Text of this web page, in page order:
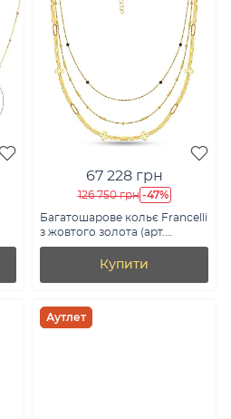
67 228 грн
126 750 грн -47%
Багатошарове кольє Francelli
з жовтого золота (арт.
352854жеч)
Купити
Аутлет